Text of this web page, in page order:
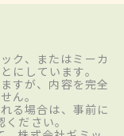
ク、またはミーカ
にしています。
すが、内容を完全
ん。
る場合は、事前に
ださい。